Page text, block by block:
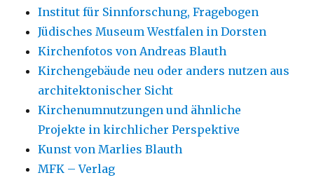
Institut für Sinnforschung, Fragebogen
Jüdisches Museum Westfalen in Dorsten
Kirchenfotos von Andreas Blauth
Kirchengebäude neu oder anders nutzen aus
architektonischer Sicht
Kirchenumnutzungen und ähnliche
Projekte in kirchlicher Perspektive
Kunst von Marlies Blauth
MFK – Verlag